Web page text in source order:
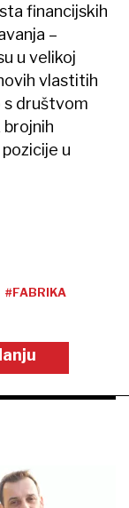
financijskih
–
u velikoj
vlastitih
s društvom
u
#FABRIKA